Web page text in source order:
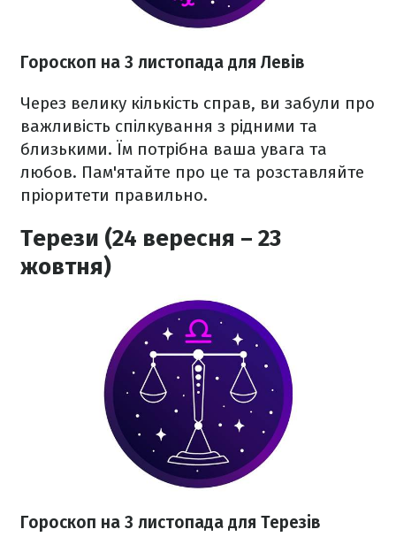
Гороскоп на 3 листопада для Левів
Через велику кількість справ, ви забули про
важливість спілкування з рідними та
близькими. Їм потрібна ваша увага та
любов. Пам'ятайте про це та розставляйте
пріоритети правильно.
Терези (24 вересня – 23
жовтня)
Гороскоп на 3 листопада для Терезів